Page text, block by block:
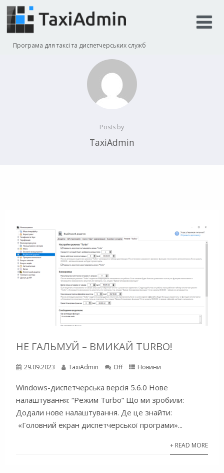
Програма для таксі та диспетчерських служб
Posts by
TaxiAdmin
НЕ ГАЛЬМУЙ – ВМИКАЙ TURBO!
29.09.2023 TaxiAdmin Off Новини
Windows-диспетчерська версія 5.6.0 Нове
налаштування: “Режим Turbo” Що ми зробили:
Додали нове налаштування. Де це знайти:
«Головний екран диспетчерської програми»...
+ READ MORE